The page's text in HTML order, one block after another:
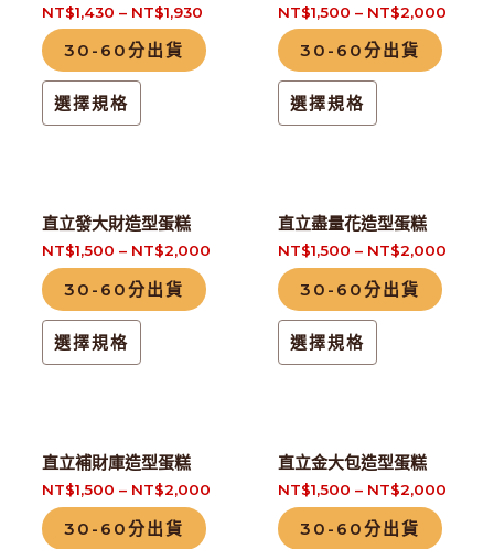
產
品
頁
項
產
品
頁
項
NT$1,430 – NT$1,930
30-60分出貨
選擇規格
品
有
多
種
在
產
品
頁
面
項
NT$1,500 – NT$2,000
30-60分出貨
選擇規格
品
有
多
種
在
產
品
頁
面
項
直立發大財造型蛋糕
NT$1,500 – NT$2,000
30-60分出貨
選擇規格
此
產
品
有
多
種
在
產
品
直立盡量花造型蛋糕
NT$1,500 – NT$2,000
30-60分出貨
選擇規格
此
產
品
有
多
種
在
產
品
直立補財庫造型蛋糕
NT$1,500 – NT$2,000
30-60分出貨
產
品
有
直立金大包造型蛋糕
NT$1,500 – NT$2,000
30-60分出貨
產
品
有